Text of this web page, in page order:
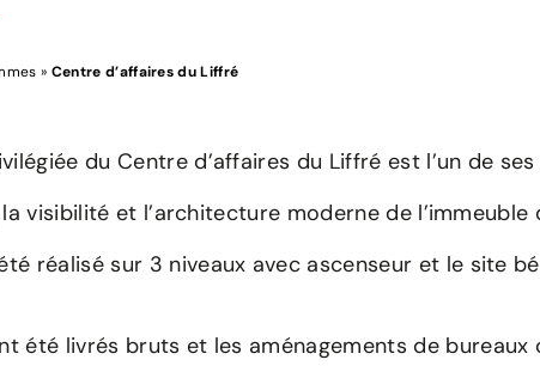
» Centre d’affaires du Liffré
du Centre d’affaires du Liffré est l’un de
la visibilité et l’architecture moderne de
réalisé sur 3 niveaux avec ascenseur et le site
été livrés bruts et les aménagements de